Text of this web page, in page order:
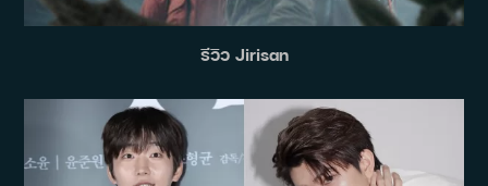
รีวิว Jirisan